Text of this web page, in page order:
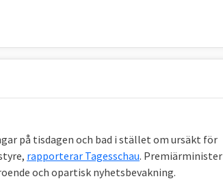
på tisdagen och bad i stället om ursäkt för
rapporterar Tagesschau. Premiärminister
och opartisk nyhetsbevakning.